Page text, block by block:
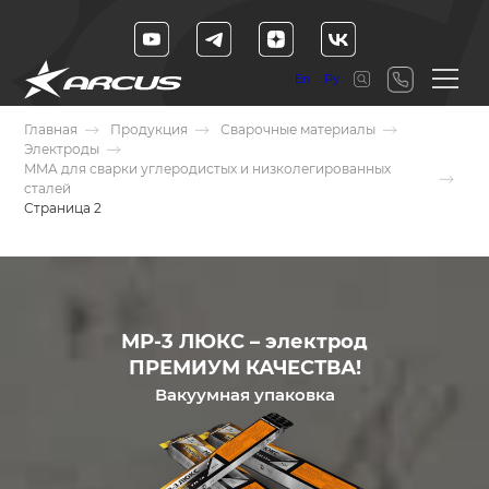
En Ру
Главная Продукция
Сварочные материалы
Электроды
MMA для сварки углеродистых и низколегированных
сталей
Страница 2
МР-3 ЛЮКС – электрод
ПРЕМИУМ КАЧЕСТВА!
Вакуумная упаковка